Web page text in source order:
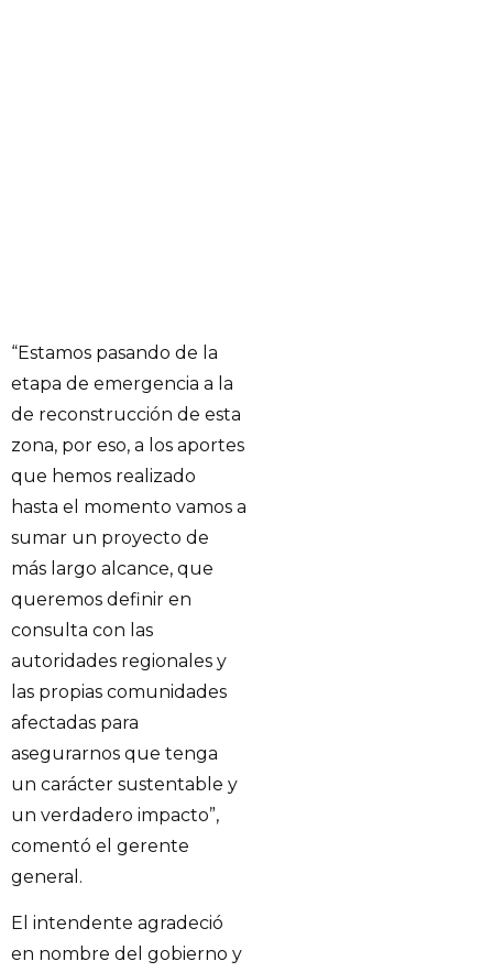
“Estamos pasando de la
etapa de emergencia a la
de reconstrucción de esta
zona, por eso, a los aportes
que hemos realizado
hasta el momento vamos a
sumar un proyecto de
más largo alcance, que
queremos definir en
consulta con las
autoridades regionales y
las propias comunidades
afectadas para
asegurarnos que tenga
un carácter sustentable y
un verdadero impacto”,
comentó el gerente
general.
El intendente agradeció
en nombre del gobierno y